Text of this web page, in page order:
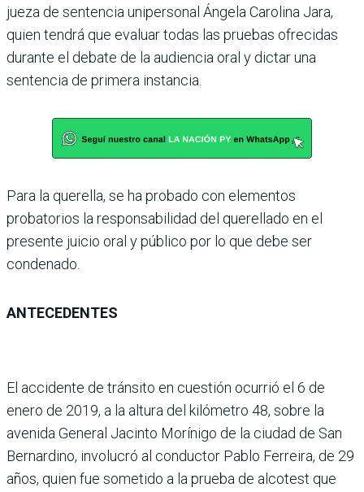
jueza de sentencia unipersonal Ángela Carolina Jara,
quien tendrá que evaluar todas las pruebas ofrecidas
durante el debate de la audiencia oral y dictar una
sentencia de primera instancia.
Para la querella, se ha probado con elementos
probatorios la responsabilidad del querellado en el
presente juicio oral y público por lo que debe ser
condenado.
ANTECEDENTES
El accidente de tránsito en cuestión ocurrió el 6 de
enero de 2019, a la altura del kilómetro 48, sobre la
avenida General Jacinto Morínigo de la ciudad de San
Bernardino, involucró al conductor Pablo Ferreira, de 29
años, quien fue sometido a la prueba de alcotest que